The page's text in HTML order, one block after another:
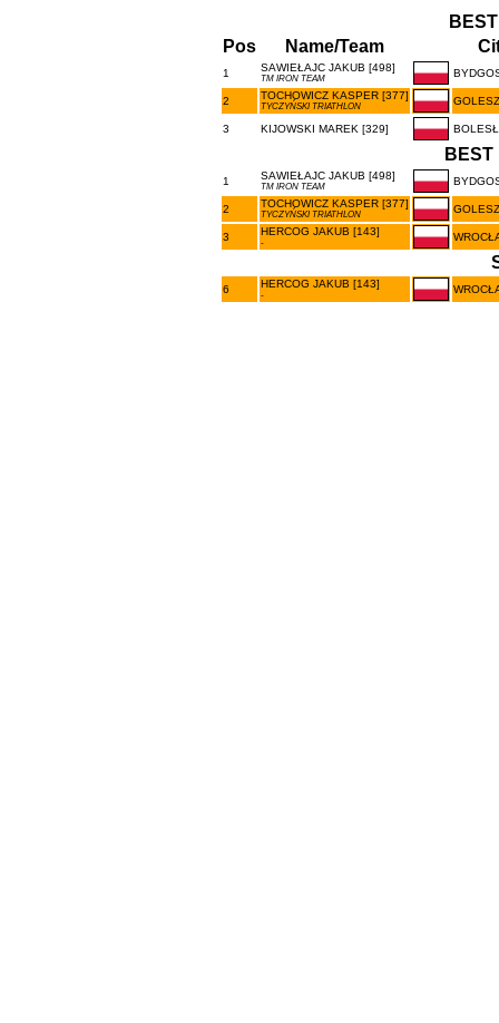
Pos
Name/Team
1 SAWIEŁAJC JAKUB [498]
TM IRON TEAM
2 TOCHOWICZ KASPER [377]
TYCZYŃSKI TRIATHLON
3 KIJOWSKI MAREK [329]
BEST
1 SAWIEŁAJC JAKUB [498]
TM IRON TEAM
2 TOCHOWICZ KASPER [377]
TYCZYŃSKI TRIATHLON
3 HERCOG JAKUB [143]
-
6 HERCOG JAKUB [143]
-